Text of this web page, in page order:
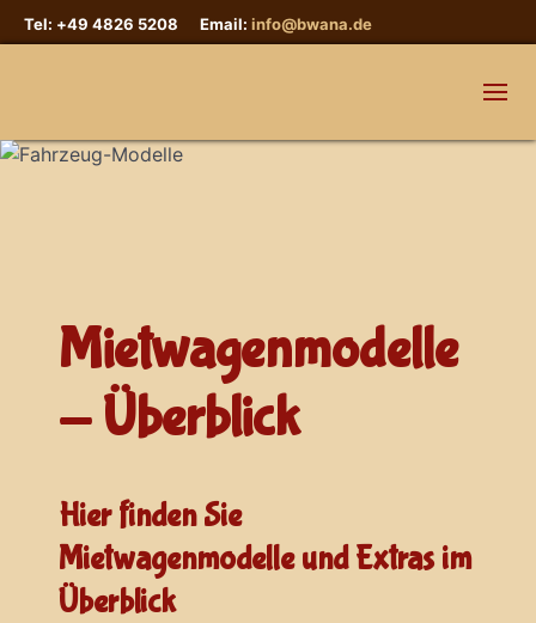
Tel: +49 4826 5208 Email: info@bwana.de
Mietwagenmodelle
- Überblick
Hier finden Sie
Mietwagenmodelle und Extras im
Überblick